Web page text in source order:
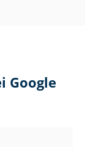
Google